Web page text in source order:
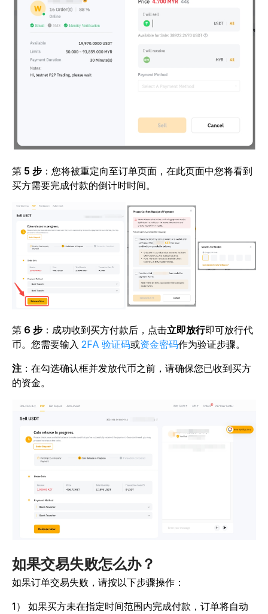
第 5 步 ：您将被重定向至订单页面，在此页面中您将看到
买方需要完成付款的倒计时时间。
第 6 步 ：成功收到买方付款后，点击立即放行即可放行代
币。您需要输入 2FA 验证码或资金密码作为验证步骤。
注 ：在勾选确认框并发放代币之前，请确保您已收到买方
的资金。
如果交易失败怎么办？
如果订单交易失败，请按以下步骤操作：
1） 如果买方未在指定时间范围内完成付款，订单将自动